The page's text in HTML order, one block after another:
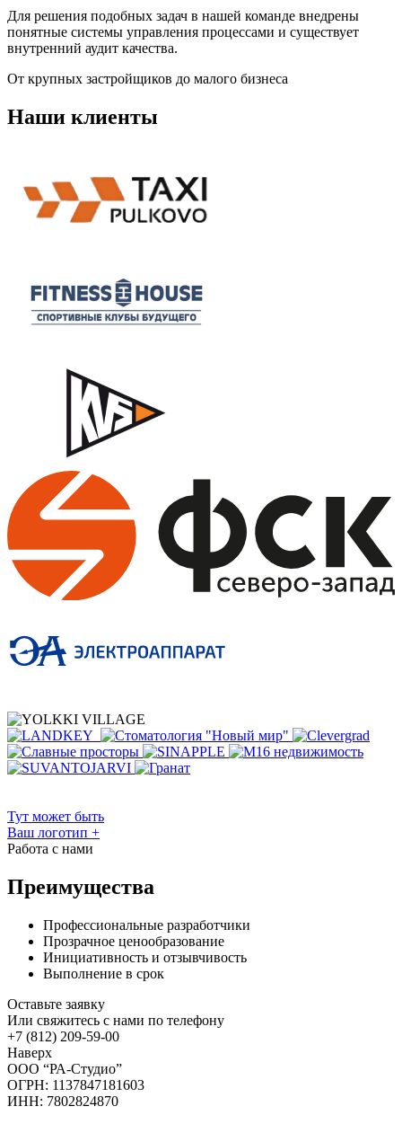
Для решения подобных задач в нашей команде внедрены
понятные системы управления процессами и существует
внутренний аудит качества.
От крупных застройщиков до малого бизнеса
Наши клиенты
Тут может быть
Ваш логотип +
Работа с нами
Преимущества
Профессиональные разработчики
Прозрачное ценообразование
Инициативность и отзывчивость
Выполнение в срок
Оставьте заявку
Или свяжитесь с нами по телефону
+7 (812) 209-59-00
Наверх
ООО “РА-Студио”
ОГРН: 1137847181603
ИНН: 7802824870